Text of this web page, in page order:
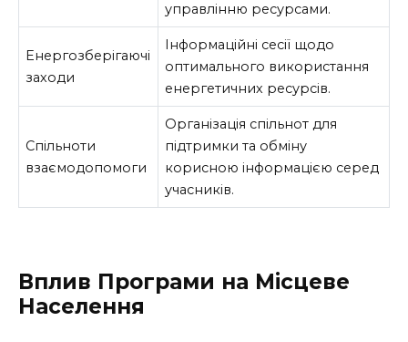
управлінню ресурсами.
Енергозберігаючі
заходи
Інформаційні сесії щодо
оптимального використання
енергетичних ресурсів.
Спільноти
взаємодопомоги
Організація спільнот для
підтримки та обміну
корисною інформацією серед
учасників.
Вплив Програми на Місцеве
Населення